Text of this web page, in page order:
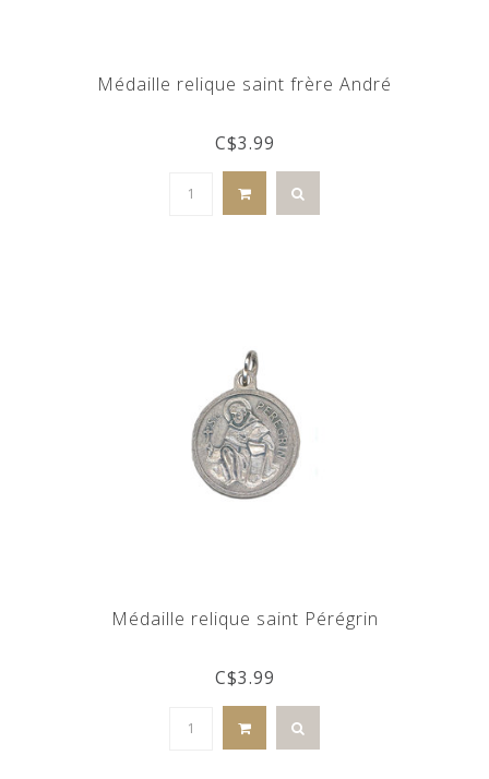
Médaille relique saint frère André
C$3.99
Médaille relique saint Pérégrin
C$3.99